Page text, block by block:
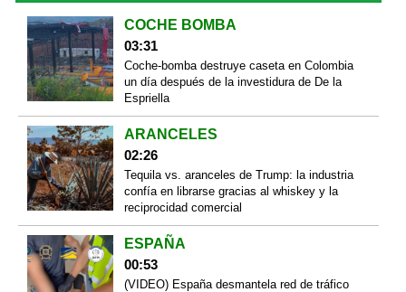
COCHE BOMBA
03:31
Coche-bomba destruye caseta en Colombia
un día después de la investidura de De la
Espriella
ARANCELES
02:26
Tequila vs. aranceles de Trump: la industria
confía en librarse gracias al whiskey y la
reciprocidad comercial
ESPAÑA
00:53
(VIDEO) España desmantela red de tráfico